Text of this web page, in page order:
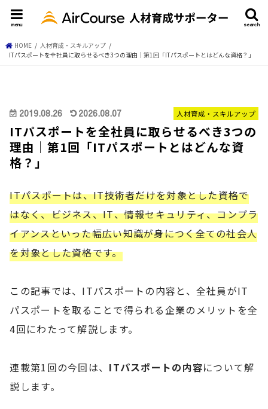
search
menu
HOME
人材育成・スキルアップ
ITパスポートを全社員に取らせるべき3つの理由│第1回「ITパスポートとはどんな資格？」
人材育成・スキルアップ
2019.08.26 2026.08.07
ITパスポートを全社員に取らせるべき3つの
理由│第1回「ITパスポートとはどんな資
格？」
ITパスポートは、IT技術者だけを対象とした資格で
はなく、ビジネス、IT、情報セキュリティ、コンプラ
イアンスといった幅広い知識が身につく全ての社会人
を対象とした資格です。
この記事では、ITパスポートの内容と、全社員がIT
パスポートを取ることで得られる企業のメリットを全
4回にわたって解説します。
連載第1回の今回は、 ITパスポートの内容について解
説します。